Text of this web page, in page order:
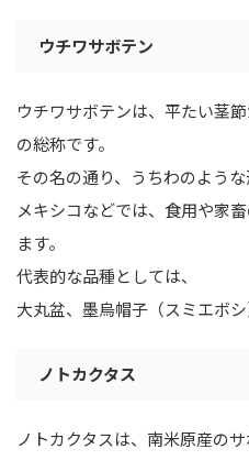
ウチワサボテン
ウチワサボテンは、平たい茎
の総称です。
その名の通り、うちわのよう
メキシコなどでは、食用や家
ます。
代表的な品種としては、
大丸盆、墨烏帽子（スミエボシ
ノトカクタス
ノトカクタスは、南米原産のサ